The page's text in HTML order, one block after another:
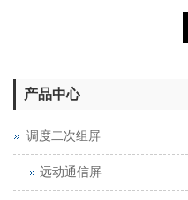
产品中心
调度二次组屏
远动通信屏